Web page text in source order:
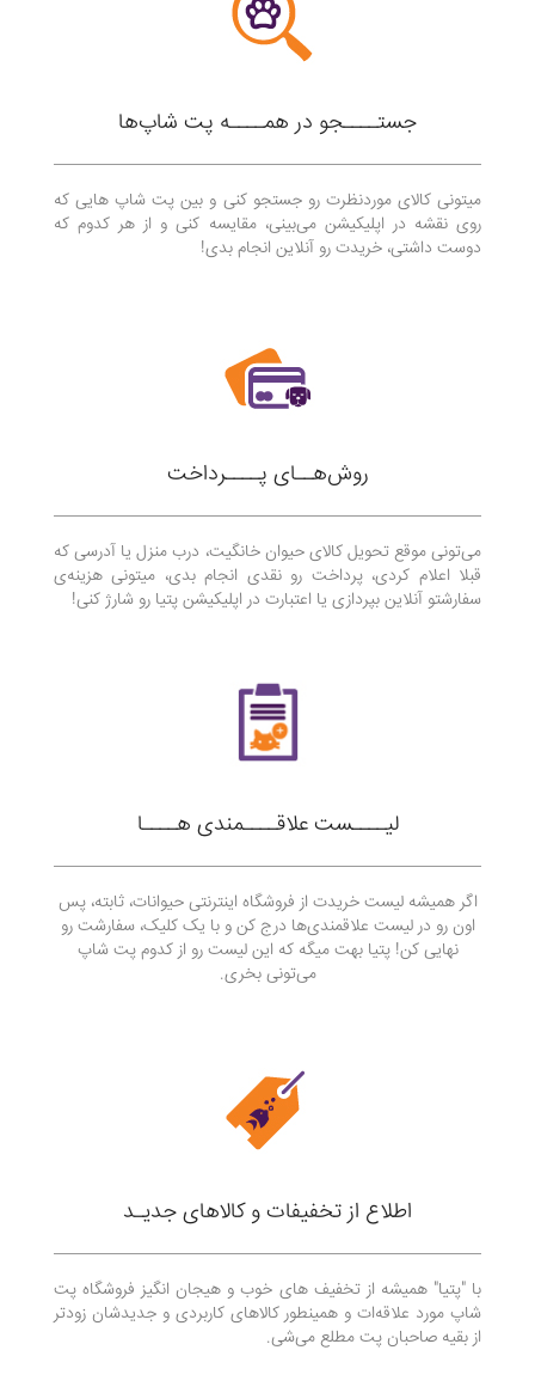
جستــــجو در همــــه پت شاپ‌ها
میتونی کالای موردنظرت رو جستجو کنی و بین پت شاپ هایی که
روی نقشه در اپلیکیشن می‌بینی، مقایسه کنی و از هر کدوم که
دوست داشتی، خریدت رو آنلاین انجام بدی!
روش‌هــای پــــرداخت
می‌تونی موقع تحويل كالای حیوان خانگیت، درب منزل یا آدرسی که
قبلا اعلام کردی، پرداخت رو نقدی انجام بدی، ميتونی هزینه‌ی
سفارشتو آنلاین بپردازی یا اعتبارت در اپلیکیشن پتیا رو شارژ کنی!
لیــــست علاقــــمندی هــــا
اگر همیشه لیست خریدت از فروشگاه اینترنتی حیوانات، ثابته، پس
اون رو در لیست علاقمندی‌ها درج کن و با یک کلیک، سفارشت رو
نهایی کن! پتیا بهت میگه که این لیست رو از کدوم پت شاپ
می‌‌تونی بخری.
اطلاع از تخفیفات و کالاهای جدیـد
با "پتیا" همیشه از تخفیف های خوب و هیجان انگیز فروشگاه پت
شاپ مورد علاقه‌ات و همینطور کالاهای کاربردی و جدیدشان زودتر
از بقیه صاحبان پت مطلع می‌شی.